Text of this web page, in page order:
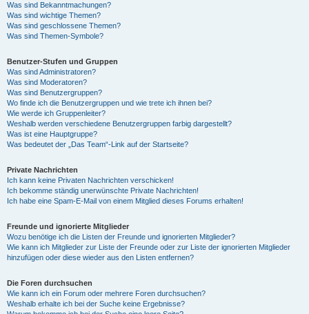
Was sind Bekanntmachungen?
Was sind wichtige Themen?
Was sind geschlossene Themen?
Was sind Themen-Symbole?
Benutzer-Stufen und Gruppen
Was sind Administratoren?
Was sind Moderatoren?
Was sind Benutzergruppen?
Wo finde ich die Benutzergruppen und wie trete ich ihnen bei?
Wie werde ich Gruppenleiter?
Weshalb werden verschiedene Benutzergruppen farbig dargestellt?
Was ist eine Hauptgruppe?
Was bedeutet der „Das Team“-Link auf der Startseite?
Private Nachrichten
Ich kann keine Privaten Nachrichten verschicken!
Ich bekomme ständig unerwünschte Private Nachrichten!
Ich habe eine Spam-E-Mail von einem Mitglied dieses Forums erhalten!
Freunde und ignorierte Mitglieder
Wozu benötige ich die Listen der Freunde und ignorierten Mitglieder?
Wie kann ich Mitglieder zur Liste der Freunde oder zur Liste der ignorierten Mitglieder
hinzufügen oder diese wieder aus den Listen entfernen?
Die Foren durchsuchen
Wie kann ich ein Forum oder mehrere Foren durchsuchen?
Weshalb erhalte ich bei der Suche keine Ergebnisse?